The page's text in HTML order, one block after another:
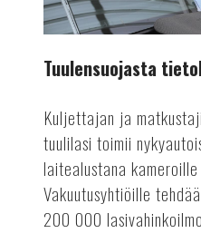
Tuulensuojasta
Kuljettajan ja
tuulilasi toimii
laitealustana
Vakuutusyhtiöille
200 000